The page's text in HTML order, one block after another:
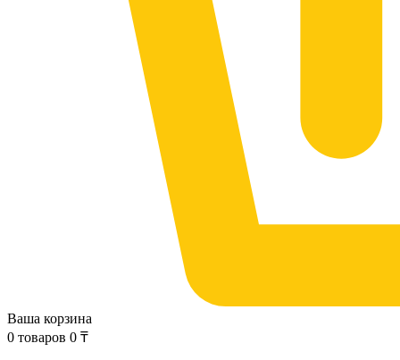
Ваша корзина
0 товаров 0 ₸